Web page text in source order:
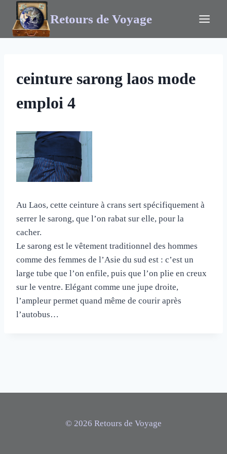
Retours de Voyage
ceinture sarong laos mode
emploi 4
Au Laos, cette ceinture à crans sert spécifiquement à
serrer le sarong, que l’on rabat sur elle, pour la
cacher.
Le sarong est le vêtement traditionnel des hommes
comme des femmes de l’Asie du sud est : c’est un
large tube que l’on enfile, puis que l’on plie en creux
sur le ventre. Elégant comme une jupe droite,
l’ampleur permet quand même de courir après
l’autobus…
© 2026 Retours de Voyage